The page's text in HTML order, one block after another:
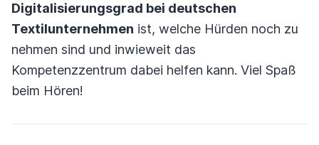
Digitalisierungsgrad bei deutschen
Textilunternehmen ist, welche Hürden noch zu
nehmen sind und inwieweit das
Kompetenzzentrum dabei helfen kann. Viel Spaß
beim Hören!